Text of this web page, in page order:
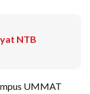
NTB
UMMAT